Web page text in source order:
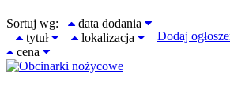
Dodaj
Sortuj wg:
data dodania
tytuł
lokalizacja
cena